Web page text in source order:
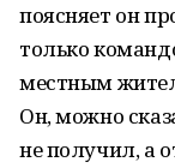
поясняет он
только
местным
Он, можно
не получил, а